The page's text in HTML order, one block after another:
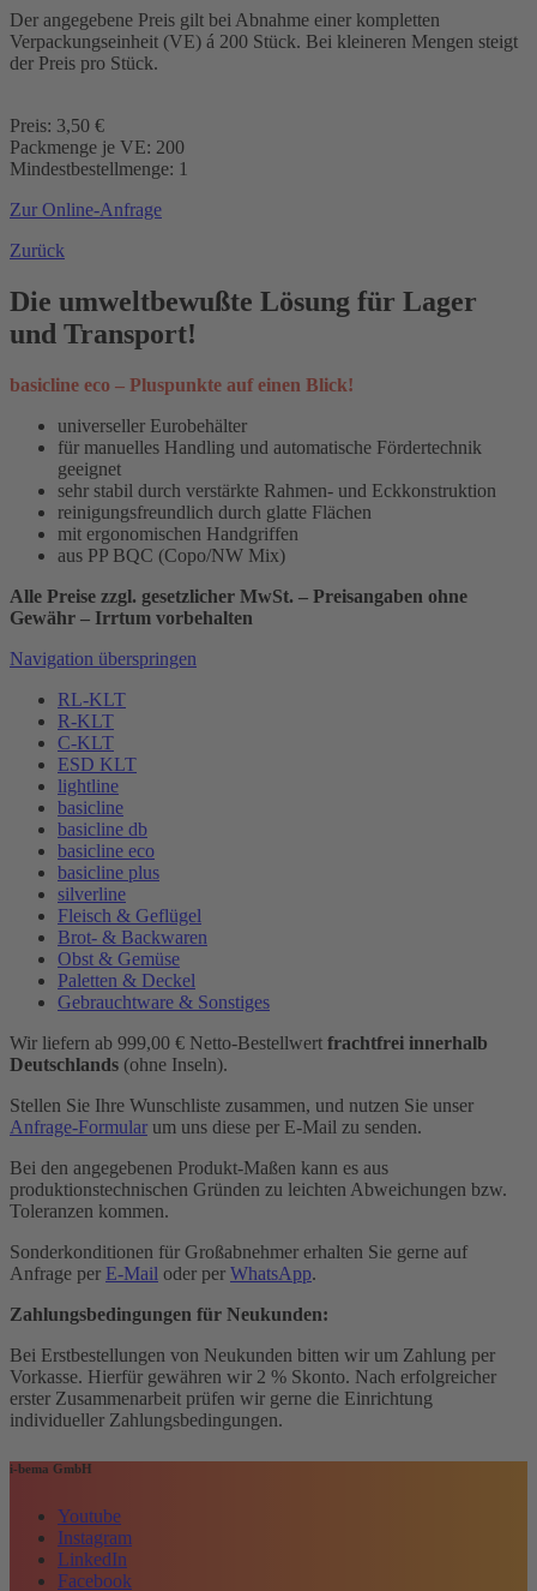
Der angegebene Preis gilt bei Abnahme einer kompletten
Verpackungseinheit (VE) á 200 Stück. Bei kleineren Mengen steigt
der Preis pro Stück.
Preis: 3,50 €
Packmenge je VE: 200
Mindestbestellmenge: 1
Zur Online-Anfrage
Zurück
Die umweltbewußte Lösung für Lager
und Transport!
basicline eco – Pluspunkte auf einen Blick!
universeller Eurobehälter
für manuelles Handling und automatische Fördertechnik
geeignet
sehr stabil durch verstärkte Rahmen- und Eckkonstruktion
reinigungsfreundlich durch glatte Flächen
mit ergonomischen Handgriffen
aus PP BQC (Copo/NW Mix)
Alle Preise zzgl. gesetzlicher MwSt. – Preisangaben ohne
Gewähr – Irrtum vorbehalten
Navigation überspringen
RL-KLT
R-KLT
C-KLT
ESD KLT
lightline
basicline
basicline db
basicline eco
basicline plus
silverline
Fleisch & Geflügel
Brot- & Backwaren
Obst & Gemüse
Paletten & Deckel
Gebrauchtware & Sonstiges
Wir liefern ab 999,00 € Netto-Bestellwert frachtfrei innerhalb
Deutschlands (ohne Inseln).
Stellen Sie Ihre Wunschliste zusammen, und nutzen Sie unser
Anfrage-Formular um uns diese per E-Mail zu senden.
Bei den angegebenen Produkt-Maßen kann es aus
produktionstechnischen Gründen zu leichten Abweichungen bzw.
Toleranzen kommen.
Sonderkonditionen für Großabnehmer erhalten Sie gerne auf
Anfrage per E-Mail oder per WhatsApp.
Zahlungsbedingungen für Neukunden:
Bei Erstbestellungen von Neukunden bitten wir um Zahlung per
Vorkasse. Hierfür gewähren wir 2 % Skonto. Nach erfolgreicher
erster Zusammenarbeit prüfen wir gerne die Einrichtung
individueller Zahlungsbedingungen.
i-bema GmbH
Youtube
Instagram
LinkedIn
Facebook